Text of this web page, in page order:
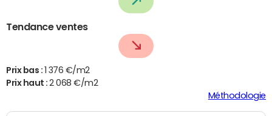
Tendance ventes
Prix bas :
1 376 €/m2
Prix haut :2 068 €/m2
Méthodologie